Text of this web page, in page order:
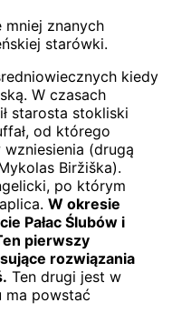
mniej znanych
starówki.
kiedy
W czasach
starosta stokliski
od którego
(drugą
Biržiška).
po którym
W okresie
Pałac Ślubów i
pierwszy
rozwiązania
Ten drugi jest w
ma powstać